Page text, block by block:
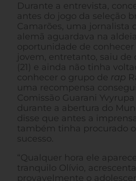
Durante a entrevista,
antes do jogo da seleção
Camarões, uma jornalista
alemã aguardava na
oportunidade de conhecer
jovem, entretanto, saiu de
(21) e ainda não tinha
conhecer o grupo de rap
uma recompensa
Comissão Guarani
durante a abertura do
disse que antes a
também tinha procurado
sucesso.
“Qualquer hora ele
tranquilo Olívio,
provavelmente o